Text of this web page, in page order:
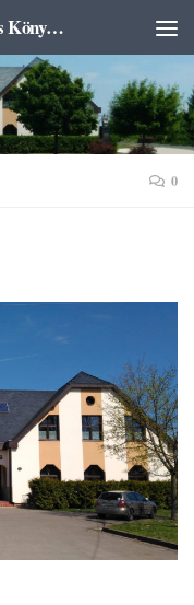
Tát Város Önkormányzat Kultúrház és Könyvtár
0